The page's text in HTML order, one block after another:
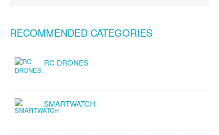
RECOMMENDED CATEGORIES
RC DRONES
SMARTWATCH